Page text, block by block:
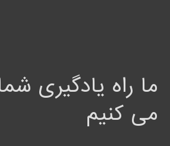
ما راه یادگیری
می کنیم